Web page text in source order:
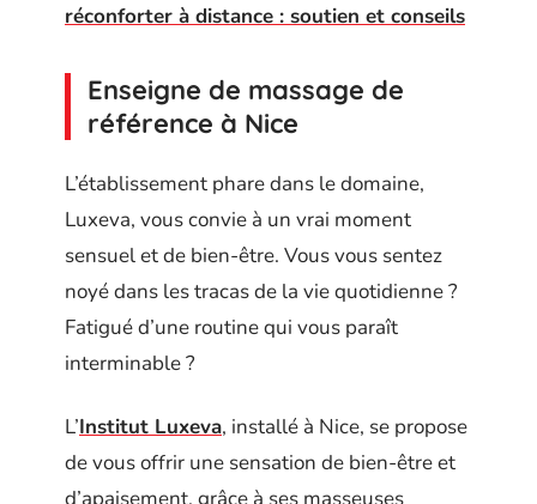
réconforter à distance : soutien et conseils
Enseigne de massage de
référence à Nice
L’établissement phare dans le domaine,
Luxeva, vous convie à un vrai moment
sensuel et de bien-être. Vous vous sentez
noyé dans les tracas de la vie quotidienne ?
Fatigué d’une routine qui vous paraît
interminable ?
L’Institut Luxeva, installé à Nice, se propose
de vous offrir une sensation de bien-être et
d’apaisement, grâce à ses masseuses